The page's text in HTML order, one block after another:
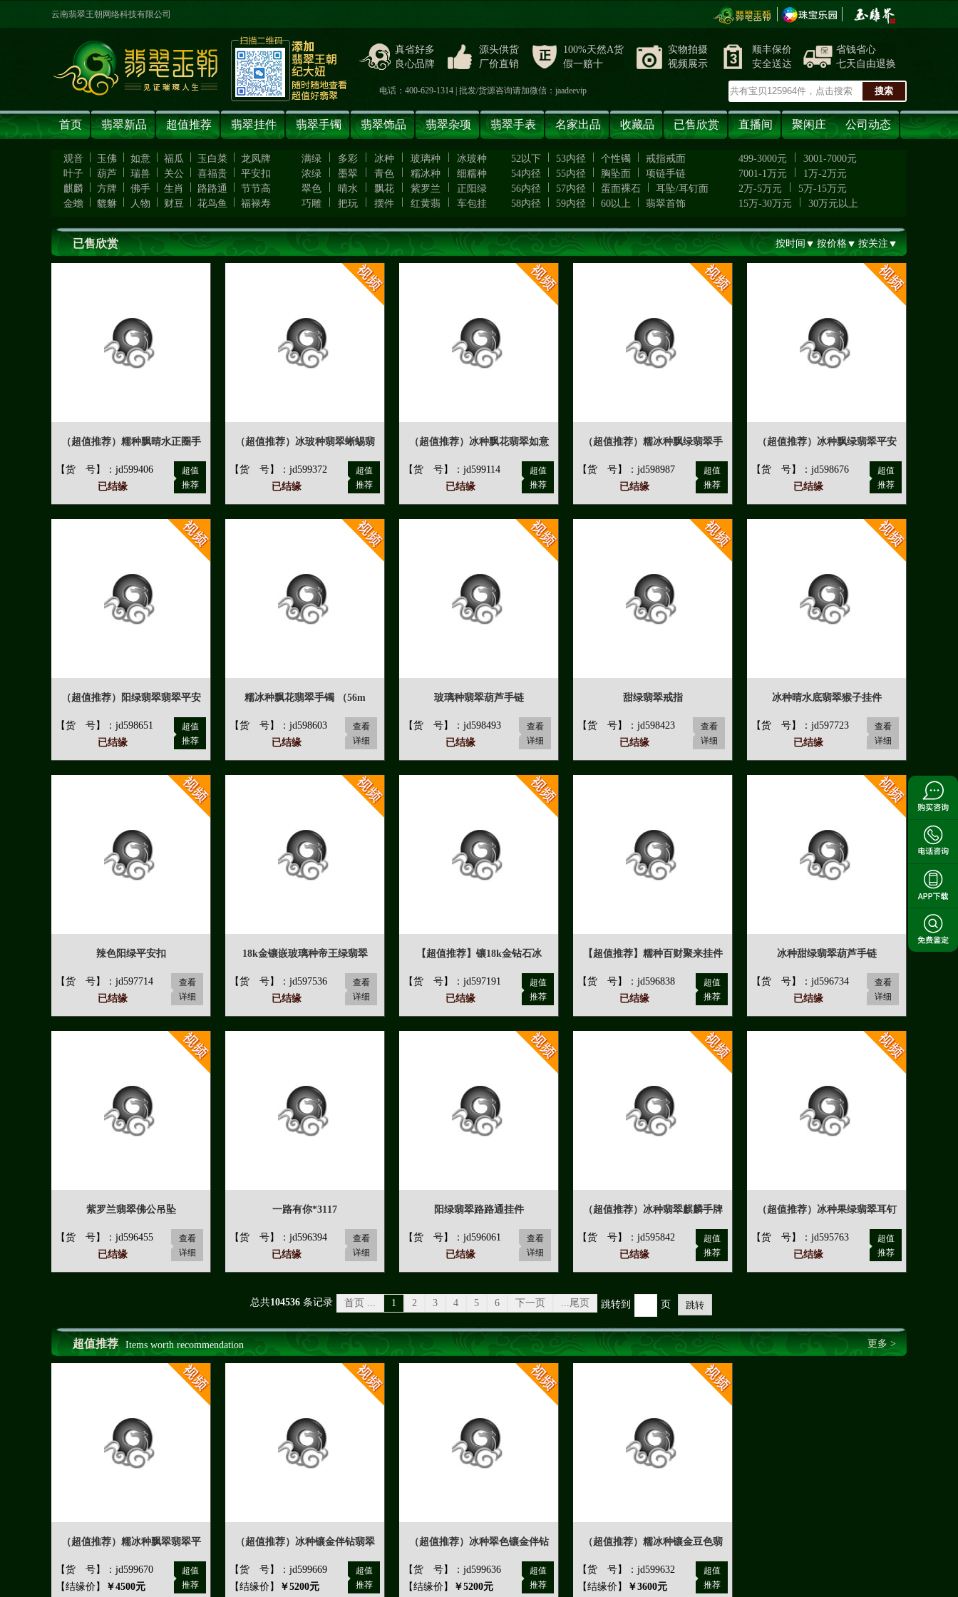
云南翡翠王朝网络科技有限公司
真省好多
良心品牌
源头供货
厂价直销
100%天然A货
假一赔十
实物拍摄
视频展示
顺丰保价
安全送达
省钱省心
七天自由退换
电话：400-629-1314 | 批发/货源咨询请加微信：jaadeevip
首页 翡翠新品 超值推荐 翡翠挂件 翡翠手镯 翡翠饰品 翡翠杂项 翡翠手表 名家出品 收藏品 已售欣赏 直播间 聚闲庄 公司动态
观音 玉佛 如意 福瓜 玉白菜
龙凤牌
叶子
葫芦 瑞兽 关公 喜福贵
平安扣
麒麟
方牌 佛手 生肖 路路通
节节高
金蟾
貔貅 人物 财豆 花鸟鱼 福禄寿
满绿 多彩 冰种 玻璃种
冰玻种
浓绿
墨翠 青色 糯冰种
细糯种
翠色
晴水 飘花 紫罗兰
正阳绿
巧雕
把玩 摆件 红黄翡 车包挂
52以下 53内径 个性镯
戒指戒面
54内径
55内径 胸坠面
项链手链
56内径
57内径 蛋面裸石
耳坠/耳钉面
58内径
59内径 60以上 翡翠首饰
499-3000元
3001-7000元
7001-1万元
1万-2万元
2万-5万元
5万-15万元
15万-30万元
30万元以上
已售欣赏 按时间 按价格 按关注
（超值推荐）糯种飘晴水正圈手
【货 号】：jd599406
已结缘
超值
推荐
（超值推荐）冰玻种翡翠蜥蜴翡
【货 号】：jd599372
已结缘
超值
推荐
（超值推荐）冰种飘花翡翠如意
【货 号】：jd599114
已结缘
超值
推荐
（超值推荐）糯冰种飘绿翡翠手
【货 号】：jd598987
已结缘
超值
推荐
（超值推荐）冰种飘绿翡翠平安
【货 号】：jd598676
已结缘
超值
推荐
（超值推荐）阳绿翡翠翡翠平安
【货 号】：jd598651
已结缘
超值
推荐
糯冰种飘花翡翠手镯 （56m
【货 号】：jd598603
已结缘
查看
详细
玻璃种翡翠葫芦手链
【货 号】：jd598493
已结缘
查看
详细
甜绿翡翠戒指
【货 号】：jd598423
已结缘
查看
详细
冰种晴水底翡翠猴子挂件
【货 号】：jd597723
已结缘
查看
详细
辣色阳绿平安扣
【货 号】：jd597714
已结缘
查看
详细
18k金镶嵌玻璃种帝王绿翡翠
【货 号】：jd597536
已结缘
查看
详细
【超值推荐】镶18k金钻石冰
【货 号】：jd597191
已结缘
超值
推荐
【超值推荐】糯种百财聚来挂件
【货 号】：jd596838
已结缘
超值
推荐
冰种甜绿翡翠葫芦手链
【货 号】：jd596734
已结缘
查看
详细
紫罗兰翡翠佛公吊坠
【货 号】：jd596455
已结缘
查看
详细
一路有你*3117
【货 号】：jd596394
已结缘
查看
详细
阳绿翡翠路路通挂件
【货 号】：jd596061
已结缘
查看
详细
（超值推荐）冰种翡翠麒麟手牌
【货 号】：jd595842
已结缘
超值
推荐
（超值推荐）冰种果绿翡翠耳钉
【货 号】：jd595763
已结缘
超值
推荐
总共104536条记录 首页 ... 1 2 3 4 5 6 下一页 ...尾页 跳转到 页 跳转
超值推荐 Items worth recommendation 更多 >
（超值推荐）糯冰种飘翠翡翠平
【货 号】：jd599670
【结缘价】
￥4500元
超值
推荐
（超值推荐）冰种镶金伴钻翡翠
【货 号】：jd599669
【结缘价】
￥5200元
超值
推荐
（超值推荐）冰种翠色镶金伴钻
【货 号】：jd599636
【结缘价】
￥5200元
超值
推荐
（超值推荐）糯冰种镶金豆色翡
【货 号】：jd599632
【结缘价】
￥3600元
超值
推荐